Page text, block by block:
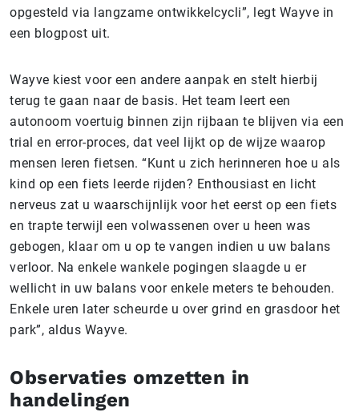
opgesteld via langzame ontwikkelcycli”, legt Wayve in
een blogpost uit.
Wayve kiest voor een andere aanpak en stelt hierbij
terug te gaan naar de basis. Het team leert een
autonoom voertuig binnen zijn rijbaan te blijven via een
trial en error-proces, dat veel lijkt op de wijze waarop
mensen leren fietsen. “Kunt u zich herinneren hoe u als
kind op een fiets leerde rijden? Enthousiast en licht
nerveus zat u waarschijnlijk voor het eerst op een fiets
en trapte terwijl een volwassenen over u heen was
gebogen, klaar om u op te vangen indien u uw balans
verloor. Na enkele wankele pogingen slaagde u er
wellicht in uw balans voor enkele meters te behouden.
Enkele uren later scheurde u over grind en grasdoor het
park”, aldus Wayve.
Observaties omzetten in
handelingen